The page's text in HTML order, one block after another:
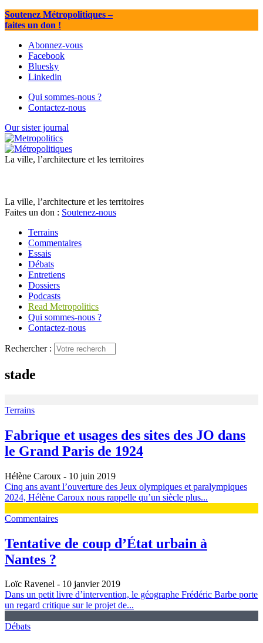
Soutenez Métropolitiques–
faites un don !
Abonnez-vous
Facebook
Bluesky
Linkedin
Qui sommes-nous ?
Contactez-nous
Our sister journal
La ville, l’architecture et les territoires
La ville, l’architecture et les territoires
Faites un don : Soutenez-nous
Terrains
Commentaires
Essais
Débats
Entretiens
Dossiers
Podcasts
Read Metropolitics
Qui sommes-nous ?
Contactez-nous
Rechercher :
stade
Terrains
Fabrique et usages des sites des JO dans
le Grand Paris de 1924
Hélène Caroux - 10 juin 2019
Cinq ans avant l’ouverture des Jeux olympiques et paralympiques
2024, Hélène Caroux nous rappelle qu’un siècle plus...
Commentaires
Tentative de coup d’État urbain à
Nantes ?
Loïc Ravenel - 10 janvier 2019
Dans un petit livre d’intervention, le géographe Frédéric Barbe porte
un regard critique sur le projet de...
Débats